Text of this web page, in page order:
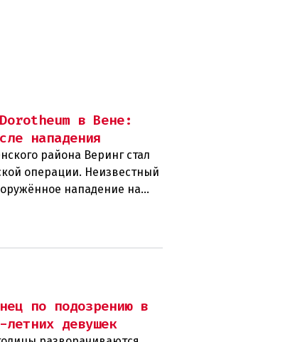
в Вене:
нападения
района Веринг стал
операции. Неизвестный
нападение на
дома Dorotheu
по подозрению в
летних девушек